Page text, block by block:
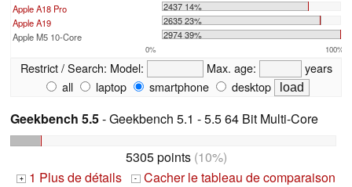
Apple A18 Pro
2437 14%
Apple A19
2635 23%
Apple M5 10-Core
2974 39%
0% 100%
Restrict / Search: Model: Max. age:
years
all
laptop smartphone desktop
Geekbench 5.5- Geekbench 5.1 - 5.5 64 Bit Multi-Core
5305 points(10%)
+ 1 Plus de détails - Cacher le tableau de comparaison